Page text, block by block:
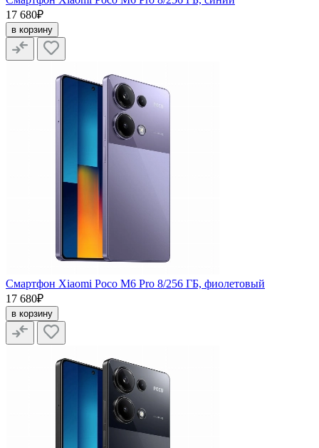
17 680₽
в корзину
Смартфон Xiaomi Poco M6 Pro 8/256 ГБ, фиолетовый
17 680₽
в корзину